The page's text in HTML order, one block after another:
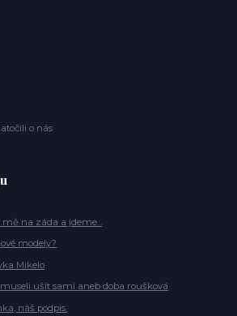
o nás
na záda a jdeme...
modely?
Mikelo
ušít sami aneb doba roušková
náš podpis.